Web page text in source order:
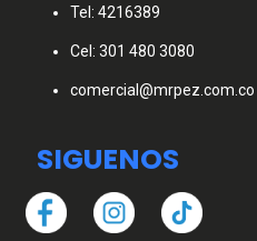
Tel: 4216389
Cel: 301 480 3080
comercial@mrpez.com.co
SIGUENOS